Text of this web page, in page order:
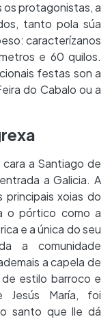
os protagonistas, a
tanto pola súa
caracterízanos
e 60 quilos.
festas son a
do Cabalo ou a
a Santiago de
a Galicia. A
principais xoias do
o pórtico como a
e a única do seu
a comunidade
a capela de
de estilo barroco e
Jesús María, foi
santo que lle dá